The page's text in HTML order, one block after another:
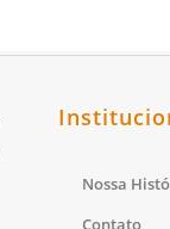
Nossa
Contato